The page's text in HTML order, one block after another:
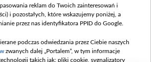
48 862 000,00 PLN
umowy: GRUDZIEŃ 2025
900 000 000,00 PLN
umowy: LUTY 2026 (wpłata
reklam do Twoich zainteresowań i
i pozostałych, które wskazujemy poniżej, a
przez nas identyfikatora PPID do Google.
podczas odwiedzania przez Ciebie naszych
zwanych dalej „Portalem”, w tym informacje
takich jak: pliki cookie, sygnalizatory